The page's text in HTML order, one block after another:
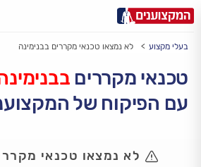
עירעיר: תל אביב, חיפה…
בעלי מקצוע לא נמצאו טכנאי מקררים בבנימינה
טכנאי מקררים
עם הפיקוח של
לא נמצאו טכנאי